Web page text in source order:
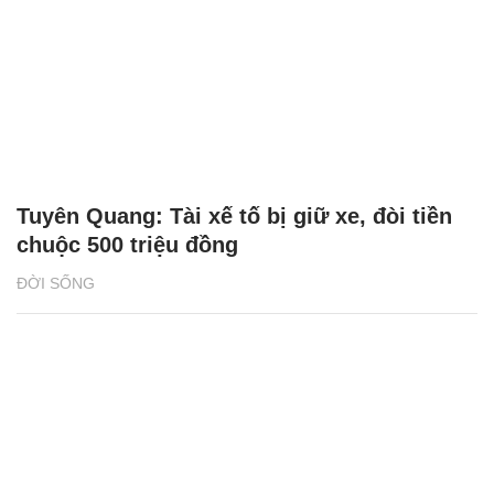
ĐỜI SỐNG
Tuyên Quang: Tài xế tố bị giữ xe, đòi tiền
chuộc 500 triệu đồng